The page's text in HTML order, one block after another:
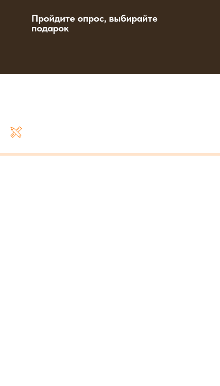
Пройдите опрос, выбирайте
подарок